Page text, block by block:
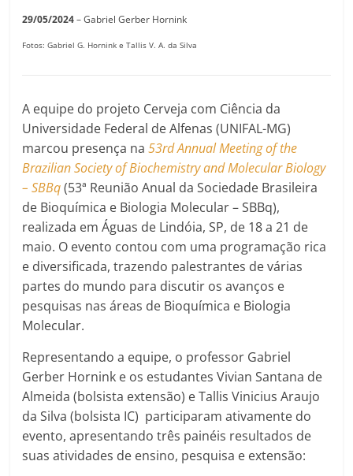
29/05/2024– Gabriel Gerber Hornink
Fotos: Gabriel G. Hornink e Tallis V. A. da Silva
A equipe do projeto Cerveja com Ciência da
Universidade Federal de Alfenas (UNIFAL-MG)
marcou presença na53rd Annual Meeting of the
Brazilian Society of Biochemistry and Molecular Biology
– SBBq(53ª Reunião Anual da Sociedade Brasileira
de Bioquímica e Biologia Molecular – SBBq),
realizada em Águas de Lindóia, SP, de 18 a 21 de
maio. O evento contou com uma programação rica
e diversificada, trazendo palestrantes de várias
partes do mundo para discutir os avanços e
pesquisas nas áreas de Bioquímica e Biologia
Molecular.
Representando a equipe, o professor Gabriel
Gerber Hornink e os estudantes Vivian Santana de
Almeida (bolsista extensão) e Tallis Vinicius Araujo
da Silva (bolsista IC) participaram ativamente do
evento, apresentando três painéis resultados de
suas atividades de ensino, pesquisa e extensão: